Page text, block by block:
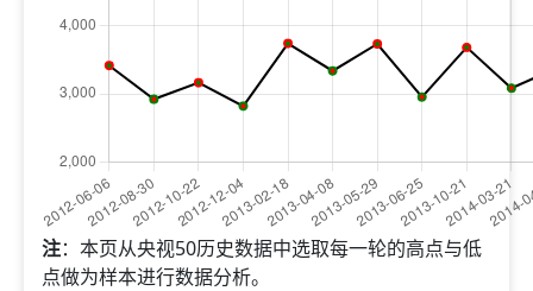
注：本页从央视50历史数据中选取每一轮的高点与低
点做为样本进行数据分析。